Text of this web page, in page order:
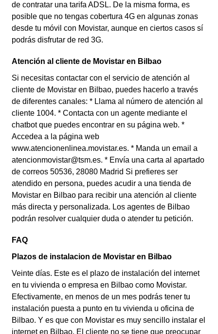
de contratar una tarifa ADSL. De la misma forma, es
posible que no tengas cobertura 4G en algunas zonas
desde tu móvil con Movistar, aunque en ciertos casos sí
podrás disfrutar de red 3G.
Atención al cliente de Movistar en Bilbao
Si necesitas contactar con el servicio de atención al
cliente de Movistar en Bilbao, puedes hacerlo a través
de diferentes canales: * Llama al número de atención al
cliente 1004. * Contacta con un agente mediante el
chatbot que puedes encontrar en su página web. *
Accedea a la página web
www.atencionenlinea.movistar.es. * Manda un email a
atencionmovistar@tsm.es. * Envía una carta al apartado
de correos 50536, 28080 Madrid Si prefieres ser
atendido en persona, puedes acudir a una tienda de
Movistar en Bilbao para recibir una atención al cliente
más directa y personalizada. Los agentes de Bilbao
podrán resolver cualquier duda o atender tu petición.
FAQ
Plazos de instalacion de Movistar en Bilbao
Veinte días. Este es el plazo de instalación del internet
en tu vivienda o empresa en Bilbao como Movistar.
Efectivamente, en menos de un mes podrás tener tu
instalación puesta a punto en tu vivienda u oficina de
Bilbao. Y es que con Movistar es muy sencillo instalar el
internet en Bilbao. El cliente no se tiene que preocupar